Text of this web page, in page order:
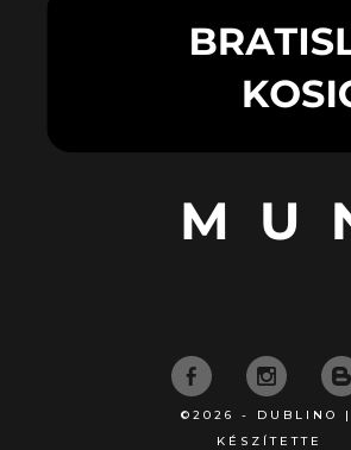
©2026 - DUBLINO |
KÉSZÍTETTE